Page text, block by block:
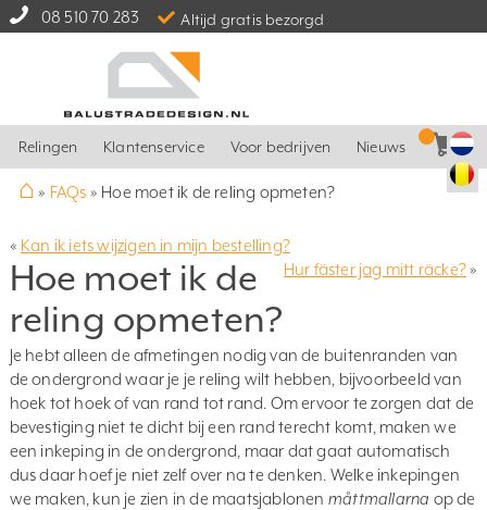
08 510 70 283 Altijd gratis bezorgd
Relingen Klantenservice Voor bedrijven Nieuws
⌂ » FAQs » Hoe moet ik de reling opmeten?
« Kan ik iets wijzigen in mijn bestelling?
Hur fäster jag mitt räcke?»
Hoe moet ik de
reling opmeten?
Je hebt alleen de afmetingen nodig van de buitenranden van
de ondergrond waar je je reling wilt hebben, bijvoorbeeld van
hoek tot hoek of van rand tot rand. Om ervoor te zorgen dat de
bevestiging niet te dicht bij een rand terecht komt, maken we
een inkeping in de ondergrond, maar dat gaat automatisch
dus daar hoef je niet zelf over na te denken. Welke inkepingen
we maken, kun je zien in de maatsjablonen måttmallarna op de